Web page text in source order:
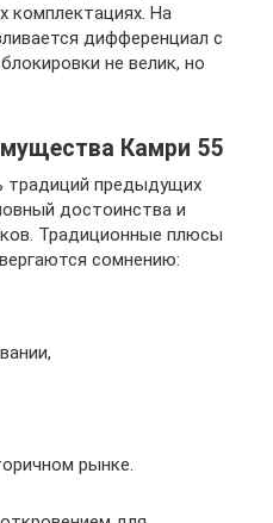
комплектациях. На
дифференциал с
не велик, но
Камри 55
традиций предыдущих
достоинства и
Традиционные плюсы
сомнению:
рынке.